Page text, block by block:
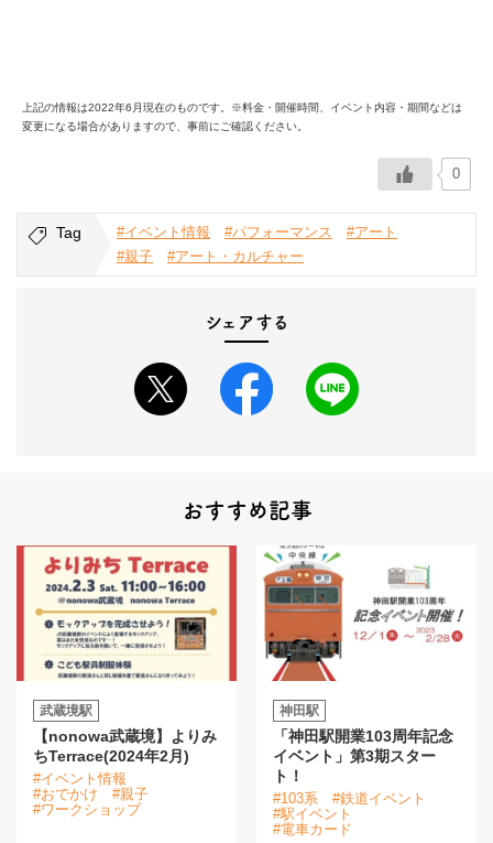
上記の情報は2022年6月現在のものです。※料金・開催時間、イベント内容・期間などは
変更になる場合がありますので、事前にご確認ください。
0
Tag #イベント情報 #パフォーマンス
#アート
#親子
#アート・カルチャー
シェアする
おすすめ記事
武蔵境駅
【nonowa武蔵境】よりみ
ちTerrace(2024年2月)
#イベント情報
#おでかけ
#親子
#ワークショップ
神田駅
「神田駅開業103周年記念
イベント」第3期スター
ト！
#103系
#鉄道イベント
#駅イベント
#電車カード